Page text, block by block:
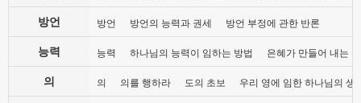
방언 방언 방언의 능력과 권세 방언 부정에 관한 반론
능력 능력 하나님의 능력이 임하는 방법 은혜가 만들어 내는
의 의 의를 행하라 도의 초보 우리 영에 임한 하나님의 생